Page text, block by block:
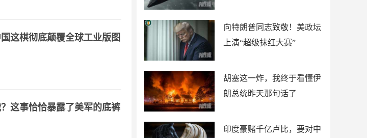
向特朗普同志致敬！美政坛
上演“超级抹红大赛”
胡塞这一炸，我终于看懂伊
朗总统昨天那句话了
印度豪赌千亿卢比，要对中
这棋彻底颠覆全球工业版图
这事恰恰暴露了美军的底裤